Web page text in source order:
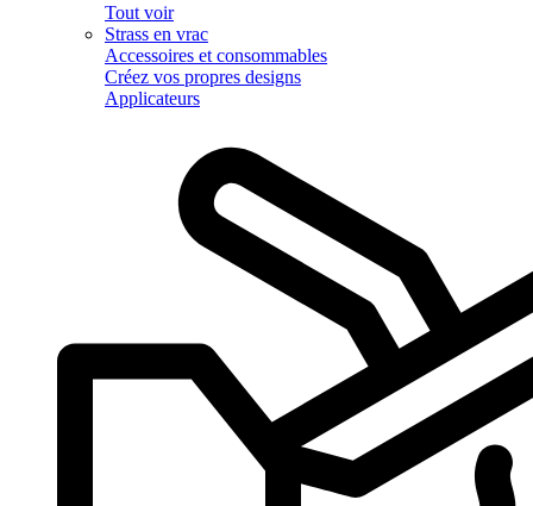
Tout voir
Strass en vrac
Accessoires et consommables
Créez vos propres designs
Applicateurs